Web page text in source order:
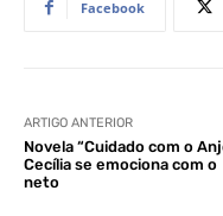
Facebook
ARTIGO ANTERIOR
Novela “Cuidado com o
Cecília se emociona com o
neto